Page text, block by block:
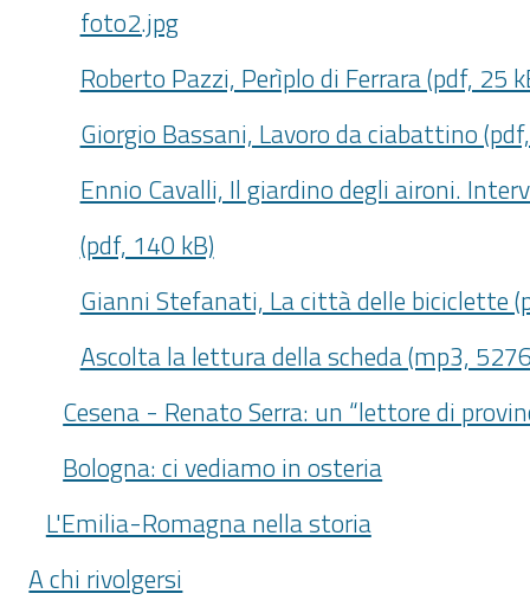
foto2.jpg
Roberto Pazzi, Perìplo di Ferrara (pdf, 25
Giorgio Bassani, Lavoro da ciabattino
Ennio Cavalli, Il giardino degli aironi.
(pdf, 140 kB)
Gianni Stefanati, La città delle biciclette
Ascolta la lettura della scheda (mp3,
Cesena - Renato Serra: un “lettore di
Bologna: ci vediamo in osteria
L'Emilia-Romagna nella storia
A chi rivolgersi